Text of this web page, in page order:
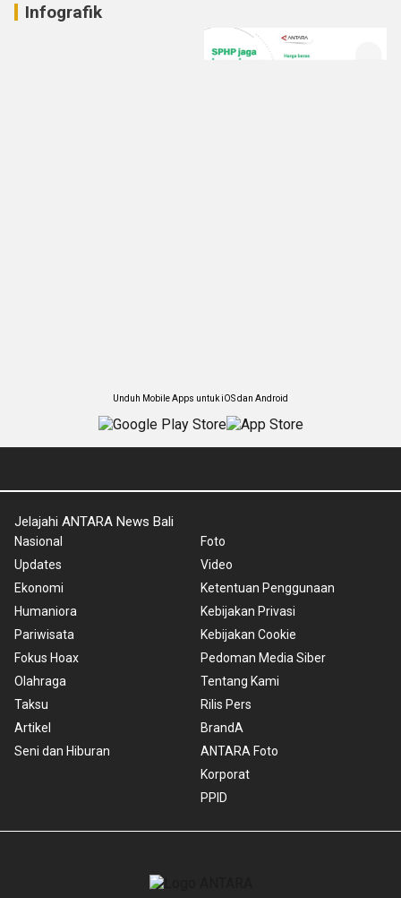
Infografik
Unduh Mobile Apps untuk iOS dan Android
Jelajahi ANTARA News Bali
Nasional
Updates
Ekonomi
Humaniora
Pariwisata
Fokus Hoax
Olahraga
Taksu
Artikel
Seni dan Hiburan
Foto
Video
Ketentuan Penggunaan
Kebijakan Privasi
Kebijakan Cookie
Pedoman Media Siber
Tentang Kami
Rilis Pers
BrandA
ANTARA Foto
Korporat
PPID